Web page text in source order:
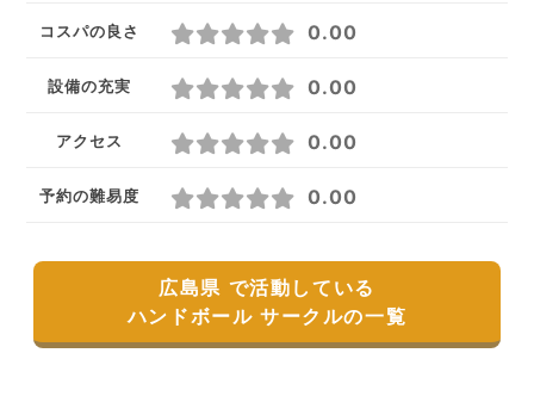
コスパの良さ 0.00
設備の充実 0.00
アクセス 0.00
予約の難易度 0.00
広島県 で活動している
ハンドボール サークルの一覧